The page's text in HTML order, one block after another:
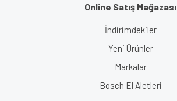
Online Satış Mağazası
İndirimdekiler
Yeni Ürünler
Markalar
Bosch El Aletleri